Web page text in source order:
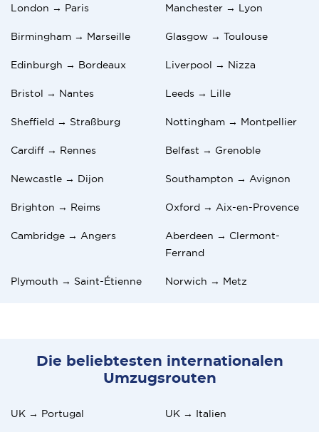
London → Paris Manchester → Lyon
Birmingham → Marseille Glasgow → Toulouse
Edinburgh → Bordeaux Liverpool → Nizza
Bristol → Nantes Leeds → Lille
Sheffield → Straßburg Nottingham → Montpellier
Cardiff → Rennes Belfast → Grenoble
Newcastle → Dijon Southampton → Avignon
Brighton → Reims Oxford → Aix-en-Provence
Cambridge → Angers
Aberdeen → Clermont-
Ferrand
Plymouth → Saint-Étienne Norwich → Metz
Die beliebtesten internationalen
Umzugsrouten
UK → Portugal UK → Italien